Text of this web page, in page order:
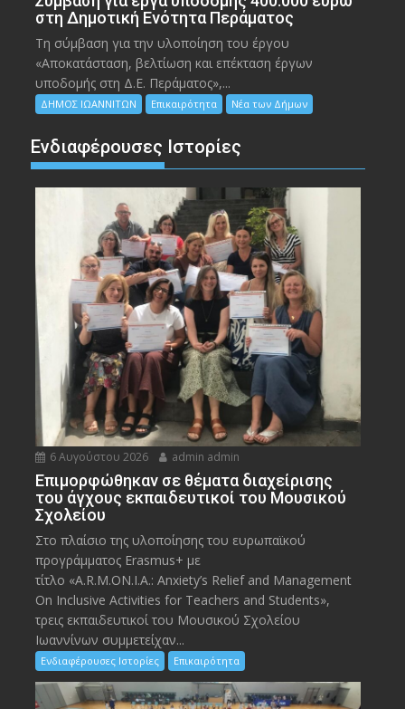
στη Δημοτική Ενότητα Περάματος
Τη σύμβαση για την υλοποίηση του έργου
«Αποκατάσταση, βελτίωση και επέκταση έργων
υποδομής στη Δ.Ε. Περάματος»,...
ΔΗΜΟΣ ΙΩΑΝΝΙΤΩΝ Επικαιρότητα Νέα των Δήμων
Ενδιαφέρουσες Ιστορίες
6 Αυγούστου 2026 admin admin
Eπιμορφώθηκαν σε θέματα διαχείρισης
του άγχους εκπαιδευτικοί του Μουσικού
Σχολείου
Στο πλαίσιο της υλοποίησης του ευρωπαϊκού
προγράμματος Erasmus+ με
τίτλο «A.R.M.ON.I.A.: Anxiety’s Relief and Management
On Inclusive Activities for Teachers and Students»,
τρεις εκπαιδευτικοί του Μουσικού Σχολείου
Ιωαννίνων συμμετείχαν...
Ενδιαφέρουσες Ιστορίες Επικαιρότητα